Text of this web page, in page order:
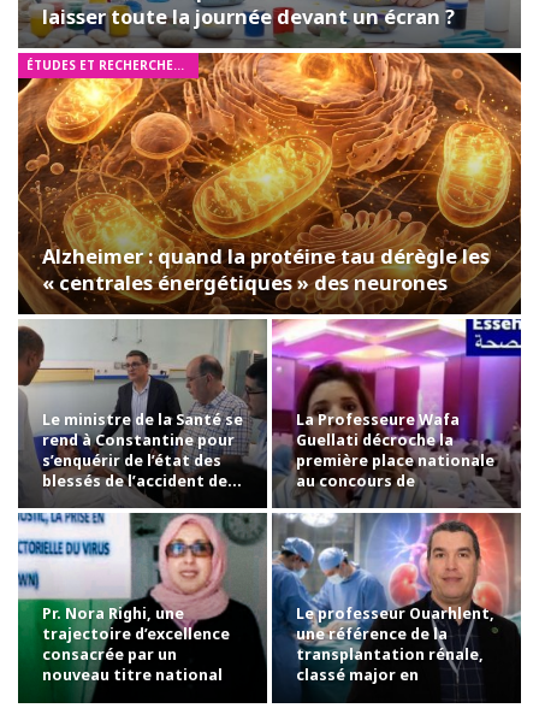
laisser toute la journée devant un écran ?
ÉTUDES ET RECHERCHES MÉDICALES
Alzheimer : quand la protéine tau dérègle les
« centrales énergétiques » des neurones
Le ministre de la Santé se
rend à Constantine pour
s’enquérir de l’état des
blessés de l’accident de…
La Professeure Wafa
Guellati décroche la
première place nationale
au concours de
professorat avec la…
Pr. Nora Righi, une
trajectoire d’excellence
consacrée par un
nouveau titre national
Le professeur Ouarhlent,
une référence de la
transplantation rénale,
classé major en
chirurgie…